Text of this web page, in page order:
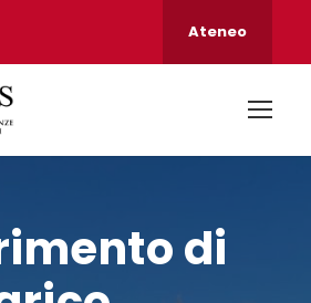
Ateneo
di